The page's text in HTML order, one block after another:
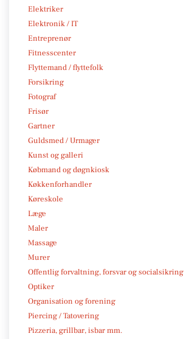
Elektriker
Elektronik / IT
Entreprenør
Fitnesscenter
Flyttemand / flyttefolk
Forsikring
Fotograf
Frisør
Gartner
Guldsmed / Urmager
Kunst og galleri
Købmand og døgnkiosk
Køkkenforhandler
Køreskole
Læge
Maler
Massage
Murer
Offentlig forvaltning, forsvar og socialsikring
Optiker
Organisation og forening
Piercing / Tatovering
Pizzeria, grillbar, isbar mm.